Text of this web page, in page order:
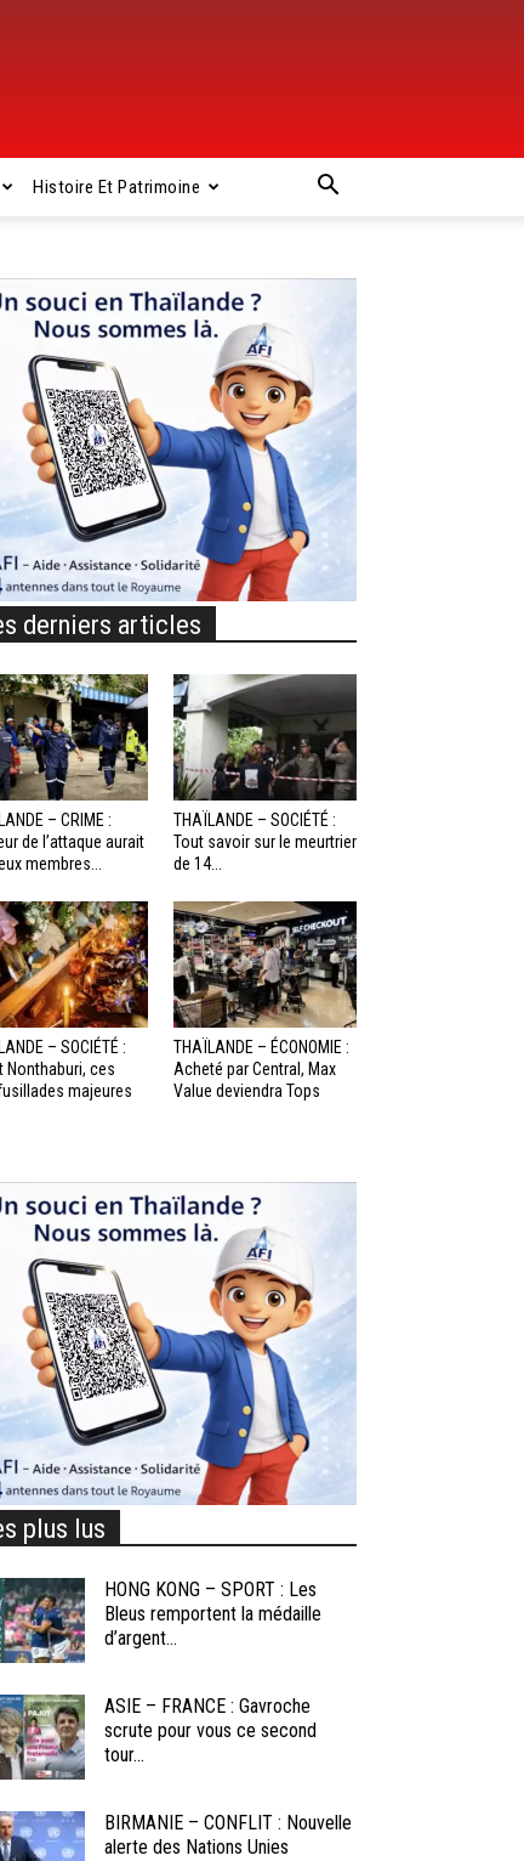
Histoire Et Patrimoine
derniers articles
– CRIME :
de l’attaque aurait
membres...
THAÏLANDE – SOCIÉTÉ :
Tout savoir sur le meurtrier
de 14...
– SOCIÉTÉ :
Nonthaburi, ces
majeures
THAÏLANDE – ÉCONOMIE :
Acheté par Central, Max
Value deviendra Tops
plus lus
HONG KONG – SPORT : Les
Bleus remportent la médaille
d’argent...
ASIE – FRANCE : Gavroche
scrute pour vous ce second
tour...
BIRMANIE – CONFLIT : Nouvelle
alerte des Nations Unies